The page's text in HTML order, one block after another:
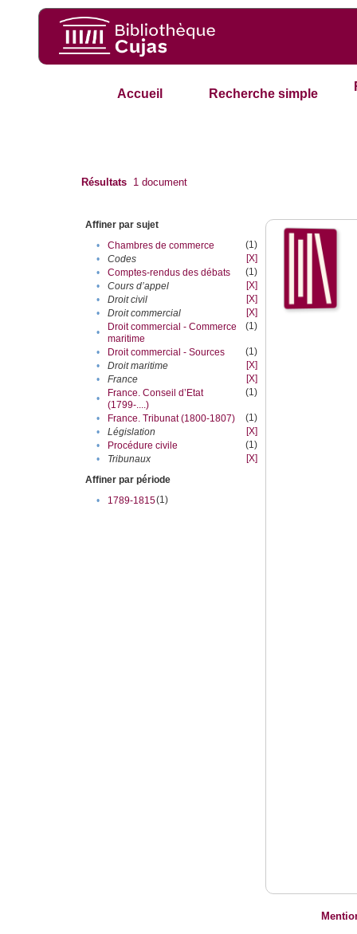
Accueil Recherche simple
Résultats 1 document
Affiner par sujet
•
Chambres de commerce
(1)
•
Codes
[X]
•
Comptes-rendus des débats
(1)
•
Cours d’appel
[X]
•
Droit civil
[X]
•
Droit commercial
[X]
•
Droit commercial - Commerce
maritime
(1)
• Droit commercial - Sources
(1)
•
Droit maritime
[X]
•
France
[X]
•
France. Conseil d’Etat
(1799-....)
(1)
• France. Tribunat (1800-1807)
(1)
•
Législation
[X]
•
Procédure civile
(1)
•
Tribunaux
[X]
Affiner par période
•
1789-1815(1)